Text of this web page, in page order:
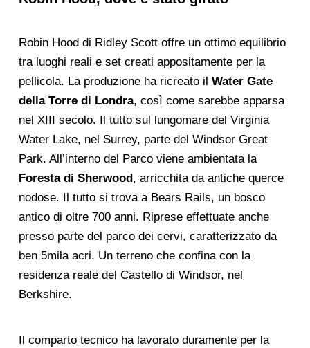
Robin Hood di Ridley Scott offre un ottimo equilibrio
tra luoghi reali e set creati appositamente per la
pellicola. La produzione ha ricreato il Water Gate
della Torre di Londra, così come sarebbe apparsa
nel XIII secolo. Il tutto sul lungomare del Virginia
Water Lake, nel Surrey, parte del Windsor Great
Park. All’interno del Parco viene ambientata la
Foresta di Sherwood , arricchita da antiche querce
nodose. Il tutto si trova a Bears Rails, un bosco
antico di oltre 700 anni. Riprese effettuate anche
presso parte del parco dei cervi, caratterizzato da
ben 5mila acri. Un terreno che confina con la
residenza reale del Castello di Windsor, nel
Berkshire.
Il comparto tecnico ha lavorato duramente per la